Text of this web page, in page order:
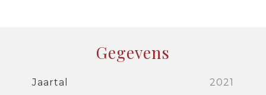
Gegevens
Jaartal
2021